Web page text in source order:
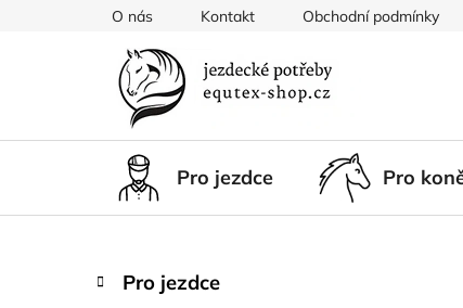
O nás Kontakt Obchodní podmínky
Pro jezdce Pro
PPřeskočit
kategorie
K
a
Pro jezdce